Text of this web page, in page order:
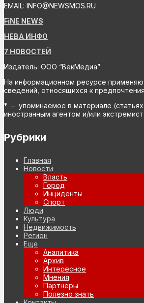
EMAIL: INFO@NEWSMOS.RU
FiNE NEWS
НЕВА ИНФО
7 НОВОСТЕЙ
Издатель: ООО “ВекМедиа”
На информационном ресурсе
сведений, относящихся к
* – упоминаемое в материале
иностранным агентом и/или
Рубрики
Главная
Новости
Власть
Город
Инциденты
Спорт
Люди
Культура
Недвижимость
Регион
Еще
Аналитика
Архив
Интересное
Мнения
Партнеры
Полезно знать